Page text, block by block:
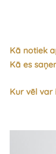
Kā notiek
Kā es
Kur vēl var